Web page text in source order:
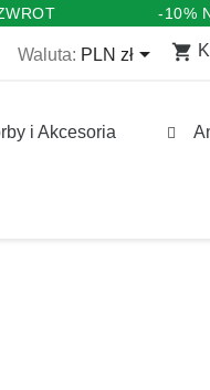
-10%
Waluta: PLN zł shopping_cart
i Akcesoria